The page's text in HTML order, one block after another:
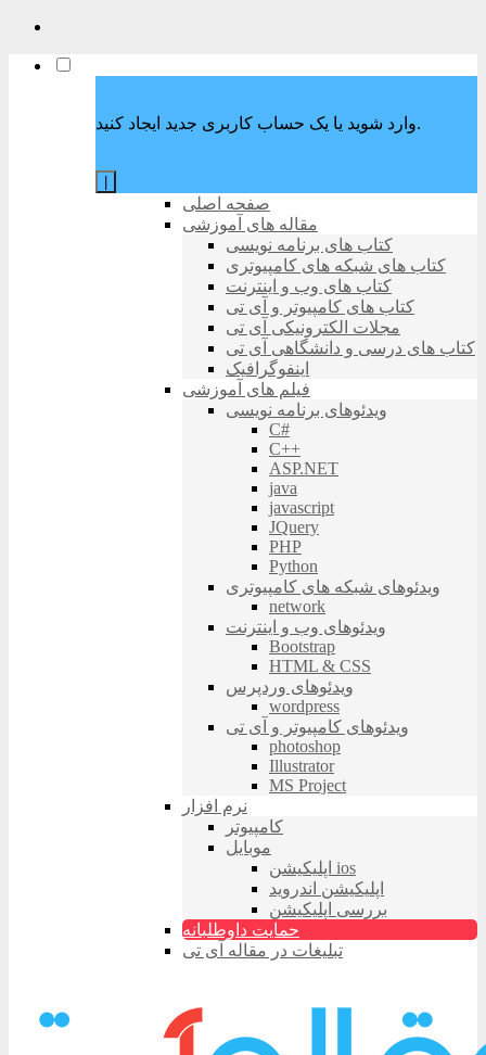
وارد شوید یا یک حساب کاربری جدید ایجاد کنید.
صفحه اصلی
مقاله های آموزشی
کتاب های برنامه نویسی
کتاب های شبکه های کامپیوتری
کتاب های وب و اینترنت
کتاب های کامپیوتر و آی تی
مجلات الکترونیکی آی تی
کتاب های درسی و دانشگاهی آی تی
اینفوگرافیک
فیلم های آموزشی
ویدئوهای برنامه نویسی
C#
C++
ASP.NET
java
javascript
JQuery
PHP
Python
ویدئوهای شبکه های کامپیوتری
network
ویدئوهای وب و اینترنت
Bootstrap
HTML & CSS
ویدئوهای وردپرس
wordpress
ویدئوهای کامپیوتر و آی تی
photoshop
Illustrator
MS Project
نرم افزار
کامپیوتر
موبایل
اپلیکیشن ios
اپلیکیشن اندروید
بررسی اپلیکیشن
حمایت داوطلبانه
تبلیغات در مقاله آی تی